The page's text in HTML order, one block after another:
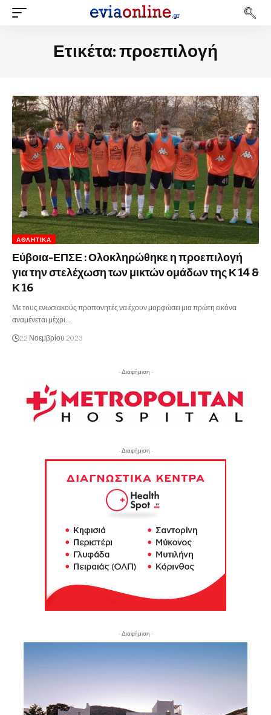
Ετικέτα:προεπιλογή
ΑΘΛΗΤΙΚΆ
Εύβοια-ΕΠΣΕ : Ολοκληρώθηκε η προεπιλογή
για την στελέχωση των μικτών ομάδων της Κ 14 &
Κ 16
Με τους ενωσιακούς προπονητές να έχουν μορφώσει μια πρώτη εικόνα
αναμένεται μέχρι…
22 Νοεμβρίου 2023
- Διαφήμιση -
- Διαφήμιση -
- Διαφήμιση -